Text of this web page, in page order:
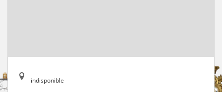
indisponible